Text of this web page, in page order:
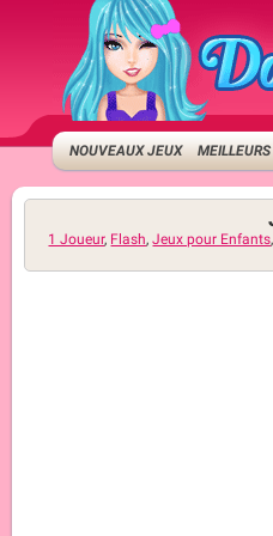
NOUVEAUX JEUX
1 Joueur, Flash,Jeux pour Enfants